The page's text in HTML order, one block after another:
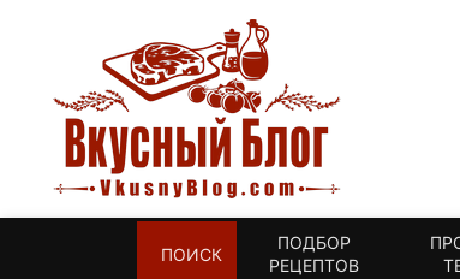
ПОИСК
ПОДБОР
РЕЦЕПТОВ